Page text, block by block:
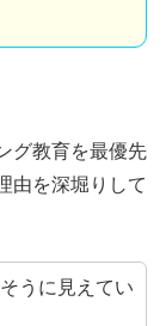
グ教育を最優先
由を深堀りして
うに見えてい